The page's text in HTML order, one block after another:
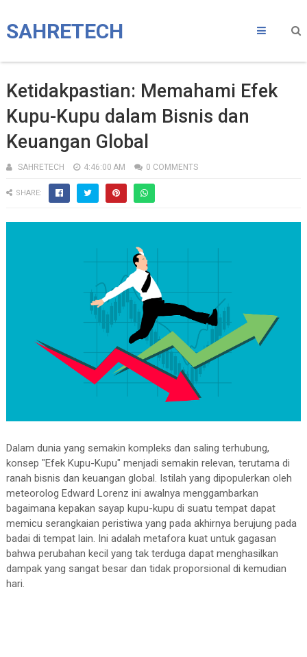
SAHRETECH
Ketidakpastian: Memahami Efek
Kupu-Kupu dalam Bisnis dan
Keuangan Global
SAHRETECH 4:46:00 AM 0 COMMENTS
SHARE:
Dalam dunia yang semakin kompleks dan saling terhubung,
konsep "Efek Kupu-Kupu" menjadi semakin relevan, terutama di
ranah bisnis dan keuangan global. Istilah yang dipopulerkan oleh
meteorolog Edward Lorenz ini awalnya menggambarkan
bagaimana kepakan sayap kupu-kupu di suatu tempat dapat
memicu serangkaian peristiwa yang pada akhirnya berujung pada
badai di tempat lain. Ini adalah metafora kuat untuk gagasan
bahwa perubahan kecil yang tak terduga dapat menghasilkan
dampak yang sangat besar dan tidak proporsional di kemudian
hari.